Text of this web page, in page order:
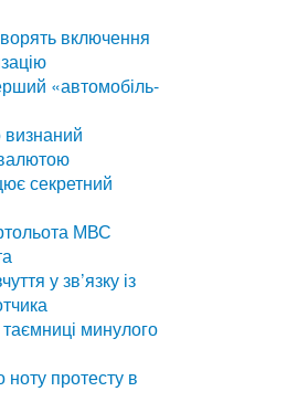
включення
«автомобіль-
визнаний
секретний
МВС
у зв’язку із
минулого
протесту в